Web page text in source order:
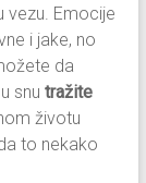
vezu. Emocije
i jake, no
da
snu tražite
životu
to nekako